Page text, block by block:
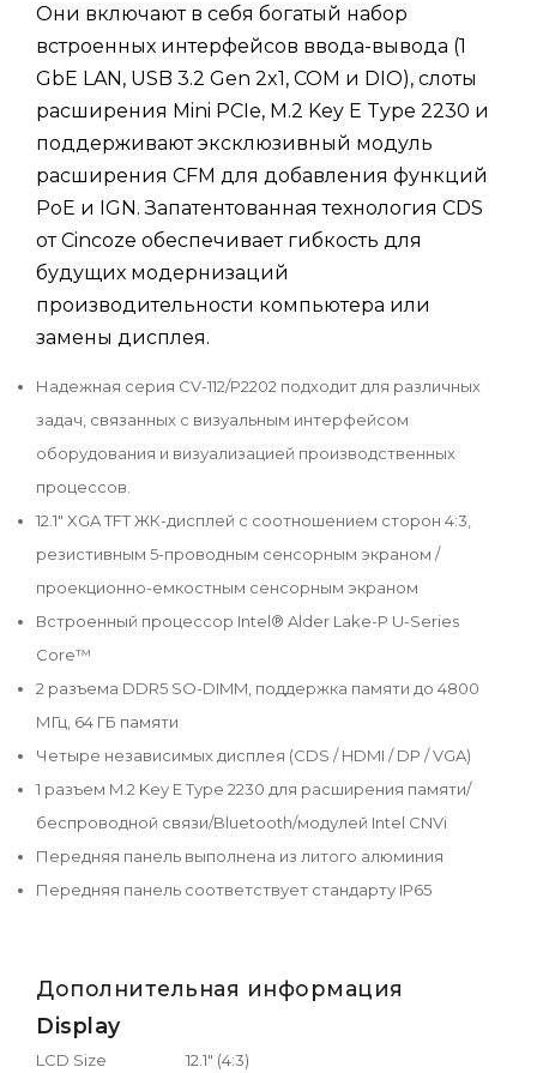
Они включают в себя богатый набор
встроенных интерфейсов ввода-вывода (1
GbE LAN, USB 3.2 Gen 2x1, COM и DIO), слоты
расширения Mini PCIe, M.2 Key E Type 2230 и
поддерживают эксклюзивный модуль
расширения CFM для добавления функций
PoE и IGN. Запатентованная технология CDS
от Cincoze обеспечивает гибкость для
будущих модернизаций
производительности компьютера или
замены дисплея.
Надежная серия CV-112/P2202 подходит для различных
задач, связанных с визуальным интерфейсом
оборудования и визуализацией производственных
процессов.
12.1" XGA TFT ЖК-дисплей с соотношением сторон 4:3,
резистивным 5-проводным сенсорным экраном /
проекционно-емкостным сенсорным экраном
Встроенный процессор Intel® Alder Lake-P U-Series
Core™
2 разъема DDR5 SO-DIMM, поддержка памяти до 4800
МГц, 64 ГБ памяти
Четыре независимых дисплея (CDS / HDMI / DP / VGA)
1 разъем M.2 Key E Type 2230 для расширения памяти/
беспроводной связи/Bluetooth/модулей Intel CNVi
Передняя панель выполнена из литого алюминия
Передняя панель соответствует стандарту IP65
Дополнительная информация
Display
LCD Size
12.1" (4:3)